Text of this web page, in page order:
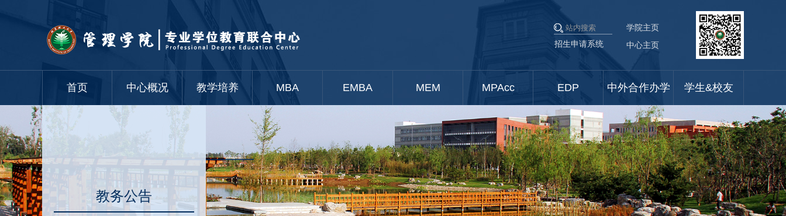
招生申请系统
学院主页
中心主页
首页 中心概况 教学培养 MBA EMBA MEM MPAcc EDP 中外合作办学 学生&校友
教务公告